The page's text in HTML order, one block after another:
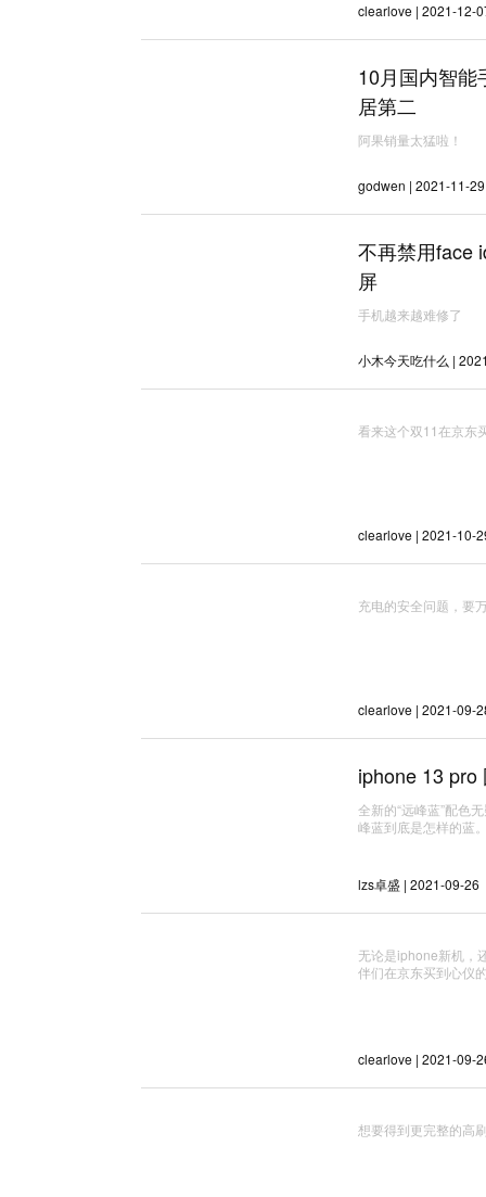
clearlove | 2021-12-
10月国内智能
居第二
阿果销量太猛啦！
godwen | 2021-11-29
不再禁用face
屏
手机越来越难修了
小木今天吃什么 |
看来这个双11在京东
clearlove | 2021-10-
充电的安全问题，要
clearlove | 2021-09-
iphone 13 pro
全新的“远峰蓝”配色
峰蓝到底是怎样的蓝
lzs卓盛 | 2021-09-26
无论是iphone新机，
伴们在京东买到心仪
clearlove | 2021-09-
想要得到更完整的高